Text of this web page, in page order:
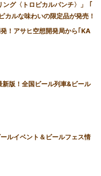
｢
カルな味わいの限定品が発売！
！アサヒ空想開発局から｢KA
新版！全国ビール列車&ビール
ールイベント＆ビールフェス情